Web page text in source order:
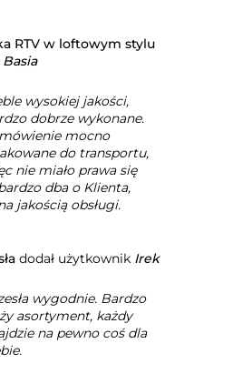
RTV w loftowym stylu
Basia
wysokiej jakości,
dobrze wykonane.
mocno
do transportu,
nie miało prawa się
dba o Klienta,
jakością obsługi.
dodał użytkownik Irek
wygodnie. Bardzo
asortyment, każdy
na pewno coś dla